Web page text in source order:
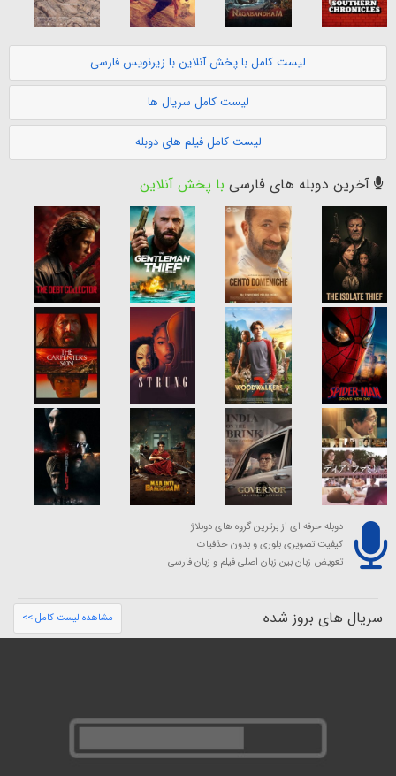
لیست کامل با پخش آنلاین با زیرنویس فارسی
لیست کامل سریال ها
لیست کامل فیلم های دوبله
آخرین دوبله های فارسی با پخش آنلاین
دوبله حرفه ای از برترین گروه های دوبلاژ
کیفیت تصویری بلوری و بدون حذفیات
تعویض زبان بین زبان اصلی فیلم و زبان فارسی
سریال های بروز شده مشاهده لیست کامل >>